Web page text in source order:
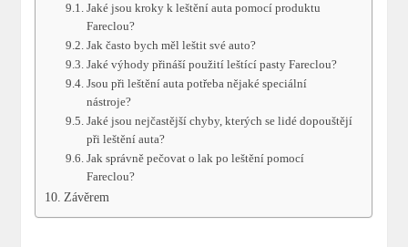
Jaké jsou kroky k leštění auta pomocí produktu
Fareclou?
Jak často bych měl leštit své auto?
Jaké výhody přináší použití leštící pasty Fareclou?
Jsou při leštění auta potřeba nějaké speciální
nástroje?
Jaké jsou nejčastější chyby, kterých se lidé dopouštějí
při leštění auta?
Jak správně pečovat o lak po leštění pomocí
Fareclou?
Závěrem